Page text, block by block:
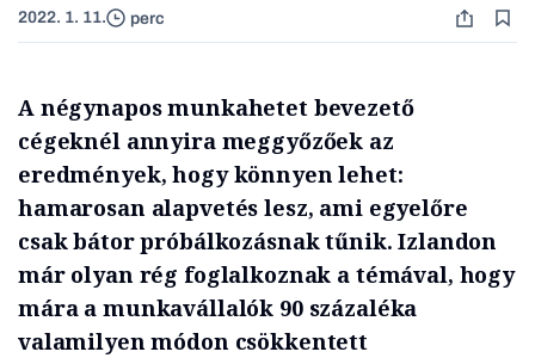
2022. 1. 11. perc
A négynapos munkahetet bevezető
cégeknél annyira meggyőzőek az
eredmények, hogy könnyen lehet:
hamarosan alapvetés lesz, ami egyelőre
csak bátor próbálkozásnak tűnik. Izlandon
már olyan rég foglalkoznak a témával, hogy
mára a munkavállalók 90 százaléka
valamilyen módon csökkentett